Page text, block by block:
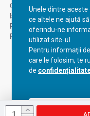
Unele dintre
ce altele ne ajută
oferindu-ne
utilizat site-ul.
Pentru informații
care le folosim, te
de
Acceptă setările
Contul meu
Istoric comenzi
Recuperare parola
Returnare produs